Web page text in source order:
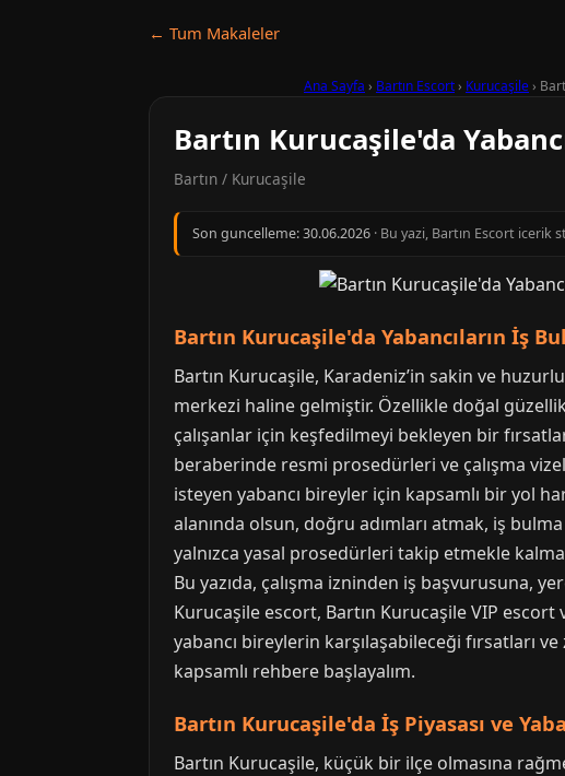
← Tum Makaleler
Ana Sayfa › Bartın Escort› Kurucaşile›
Bartın Kurucaşile'da
Bartın / Kurucaşile
Son guncelleme:30.06.2026 · Bu yazi, Bartın Escort
Bartın Kurucaşile'da Yabancıların İş
Bartın Kurucaşile, Karadeniz’in sakin ve
merkezi haline gelmiştir. Özellikle doğal
çalışanlar için keşfedilmeyi bekleyen bir
beraberinde resmi prosedürleri ve çalışma
isteyen yabancı bireyler için kapsamlı bir yol
alanında olsun, doğru adımları atmak, iş
yalnızca yasal prosedürleri takip etmekle
Bu yazıda, çalışma izninden iş başvurusuna,
Kurucaşile escort, Bartın Kurucaşile VIP
yabancı bireylerin karşılaşabileceği fırsatları
kapsamlı rehbere başlayalım.
Bartın Kurucaşile'da İş Piyasası ve
Bartın Kurucaşile, küçük bir ilçe olmasına